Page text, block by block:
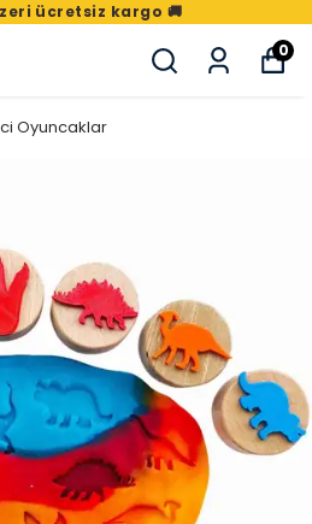
ücretsiz kargo 🚚
0
Oyuncaklar